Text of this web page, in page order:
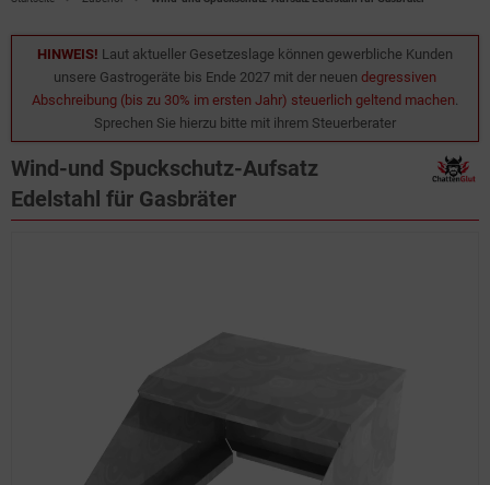
HINWEIS! Laut aktueller Gesetzeslage können gewerbliche Kunden
unsere Gastrogeräte bis Ende 2027 mit der neuen degressiven
Abschreibung (bis zu 30% im ersten Jahr) steuerlich geltend machen.
Sprechen Sie hierzu bitte mit ihrem Steuerberater
Wind-und Spuckschutz-Aufsatz
Edelstahl für Gasbräter